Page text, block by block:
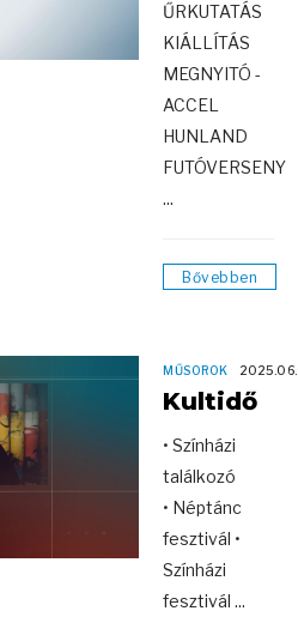
ŰRKUTATÁS
KIÁLLÍTÁS
MEGNYITÓ -
ACCEL
HUNLAND
FUTÓVERSENY
...
Bővebben
MŰSOROK
Kultidő
• Színházi
találkozó
• Néptánc
fesztivál •
Színházi
fesztivál ...